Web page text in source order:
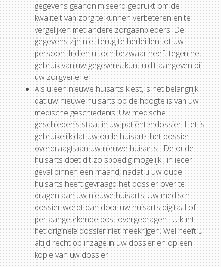
gegevens geanonimiseerd gebruikt om de
kwaliteit van zorg te kunnen verbeteren en te
vergelijken met andere zorgaanbieders. De
gegevens zijn niet terug te herleiden tot uw
persoon. Indien u toch bezwaar heeft tegen het
gebruik van uw gegevens, kunt u dit aangeven bij
uw zorgverlener.
Als u een nieuwe huisarts kiest, is het belangrijk
dat uw nieuwe huisarts op de hoogte is van uw
medische geschiedenis. Uw medische
geschiedenis staat in uw patiëntendossier. Het is
gebruikelijk dat uw oude huisarts het dossier
overdraagt aan uw nieuwe huisarts. De oude
huisarts doet dit zo spoedig mogelijk , in ieder
geval binnen een maand, nadat u uw oude
huisarts heeft gevraagd het dossier over te
dragen aan uw nieuwe huisarts. Uw medisch
dossier wordt dan door uw huisarts digitaal of
per aangetekende post overgedragen. U kunt
het originele dossier niet meekrijgen. Wel heeft u
altijd recht op inzage in uw dossier en op een
kopie van uw dossier.